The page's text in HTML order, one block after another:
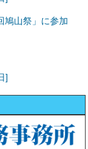
鳩山祭」に参加
]